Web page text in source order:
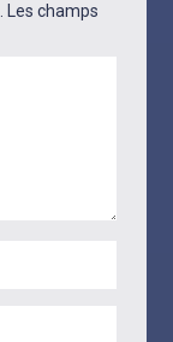
Les champs